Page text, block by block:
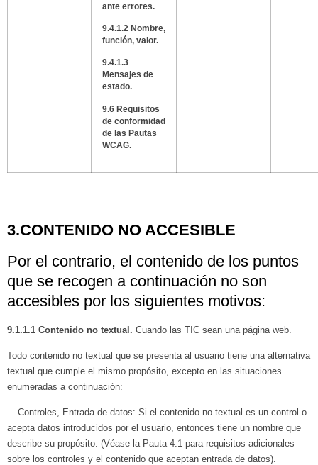
ante errores.
9.4.1.2 Nombre,
función, valor.
9.4.1.3
Mensajes de
estado.
9.6 Requisitos
de conformidad
de las Pautas
WCAG.
3.CONTENIDO NO ACCESIBLE
Por el contrario, el contenido de los puntos
que se recogen a continuación no son
accesibles por los siguientes motivos:
9.1.1.1 Contenido no textual. Cuando las TIC sean una página web.
Todo contenido no textual que se presenta al usuario tiene una alternativa
textual que cumple el mismo propósito, excepto en las situaciones
enumeradas a continuación:
– Controles, Entrada de datos: Si el contenido no textual es un control o
acepta datos introducidos por el usuario, entonces tiene un nombre que
describe su propósito. (Véase la Pauta 4.1 para requisitos adicionales
sobre los controles y el contenido que aceptan entrada de datos).